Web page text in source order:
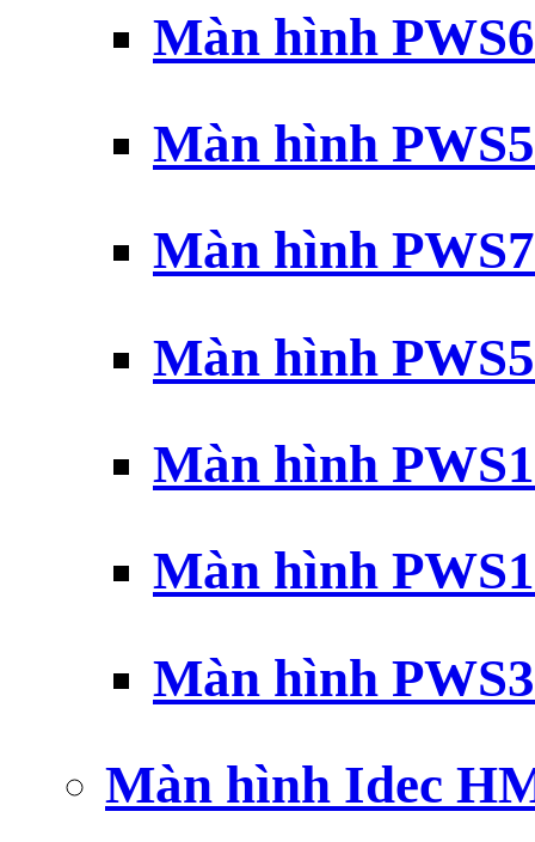
Màn hình
Màn hình
Màn hình
Màn hình
Màn hình
Màn hình
Màn hình
Màn hình Idec